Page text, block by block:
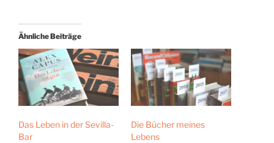
Ähnliche Beiträge
Das Leben in der Sevilla-
Bar
Die Bücher meines
Lebens